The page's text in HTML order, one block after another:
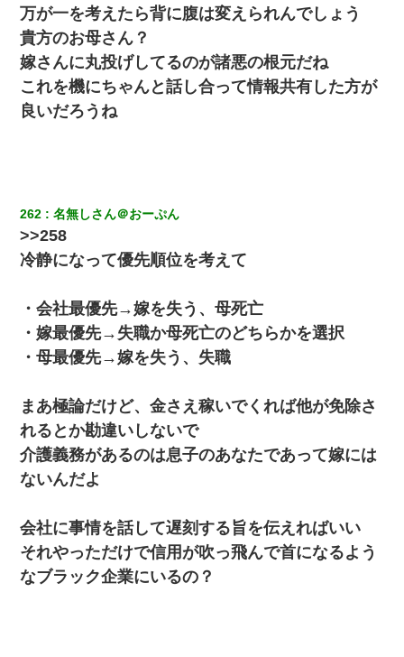
妻が亡くなったんだけど正直ガチで嬉しい
旦那が長男のDNA鑑定をしたら血縁関係0%だった。旦那「やっぱ
りウワキしてたんだな…」長男「俺は誰の子供なの？」長女・次
男「ウワキ女！」
放置子が病院送りになったらしい → 俺（二度と帰ってくるなよ…
嫁を半身不随にしやがった恨みは、正直こんなもんじゃ晴れな
い）
ｗｗｗｗｗｗｗ
転職先が決まったので退職の意思を伝えたら。上司「無責任」
「簡単には辞めさせない」私（どうせ辞めるし…）→ 思いっきり
ケーキバイキングにいた単独の50くらいのオッサン、強烈だっ
た。
私「結婚やめるわ」 婚約者「え？なんでなんで？」 → 放置した
結果…｜生活｜ワロタあんてな
彼にプロポーズされたんだけど、実は資産家だと知って婚約破棄
した。B子「A男くんと別れたって本当？私が付き合ってもい
い？」
万が一を考えたら背に腹は変えられんでしょう
貴方のお母さん？
嫁さんに丸投げしてるのが諸悪の根元だね
これを機にちゃんと話し合って情報共有した方が
良いだろうね
262 名無しさん＠おーぷん
>>258
冷静になって優先順位を考えて
・会社最優先→嫁を失う、母死亡
・嫁最優先→失職か母死亡のどちらかを選択
・母最優先→嫁を失う、失職
まあ極論だけど、金さえ稼いでくれば他が免除さ
れるとか勘違いしないで
介護義務があるのは息子のあなたであって嫁には
ないんだよ
会社に事情を話して遅刻する旨を伝えればいい
それやっただけで信用が吹っ飛んで首になるよう
なブラック企業にいるの？